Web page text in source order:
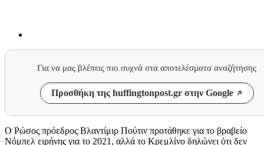
Για να μας βλέπεις πιο συχνά στα αποτελέσματα αναζήτησης
Προσθήκη της huffingtonpost.gr στην Google
Ο Ρώσος πρόεδρος Βλαντίμιρ Πούτιν προτάθηκε για το βραβείο
Νόμπελ ειρήνης για το 2021, αλλά το Κρεμλίνο δηλώνει ότι δεν